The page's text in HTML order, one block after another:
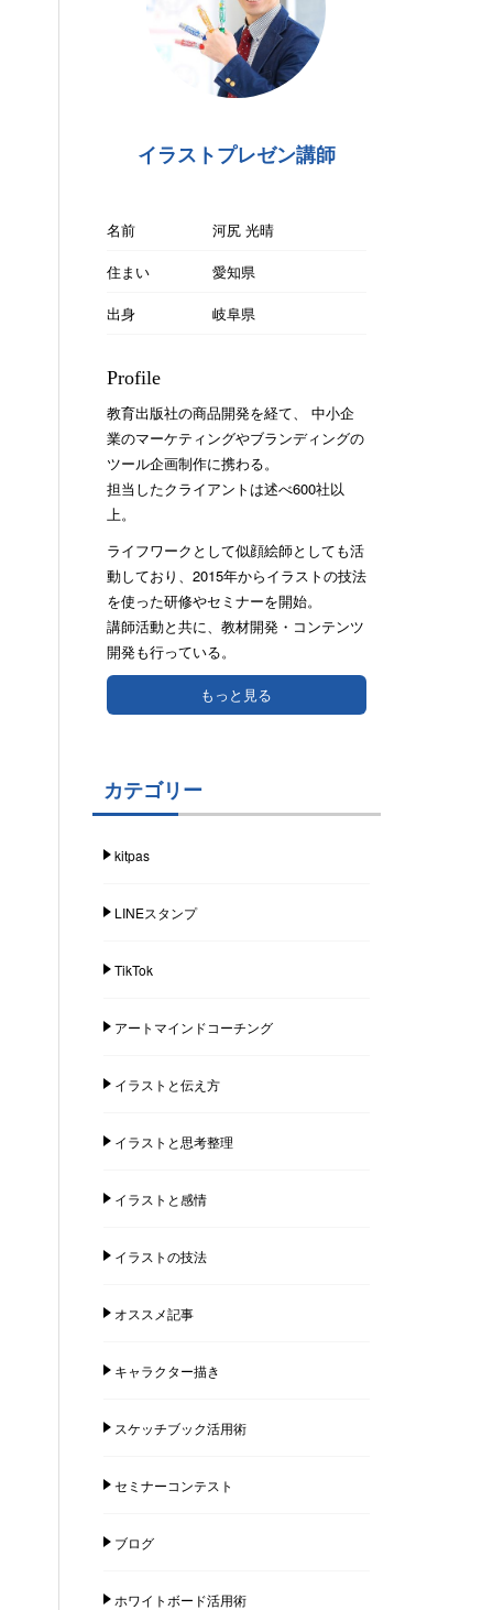
イラストプレゼン講師
名前
河尻 光晴
住まい
愛知県
出身
岐阜県
Profile
教育出版社の商品開発を経て、 中小企
業のマーケティングやブランディングの
ツール企画制作に携わる。
担当したクライアントは述べ600社以
上。
ライフワークとして似顔絵師としても活
動しており、2015年からイラストの技法
を使った研修やセミナーを開始。
講師活動と共に、教材開発・コンテンツ
開発も行っている。
もっと見る
カテゴリー
kitpas
LINEスタンプ
TikTok
アートマインドコーチング
イラストと伝え方
イラストと思考整理
イラストと感情
イラストの技法
オススメ記事
キャラクター描き
スケッチブック活用術
セミナーコンテスト
ブログ
ホワイトボード活用術